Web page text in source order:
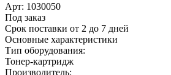
Арт: 1030050
Под заказ
Срок поставки от 2 до 7 дней
Основные характеристики
Тип оборудования:
Тонер-картридж
Производитель: